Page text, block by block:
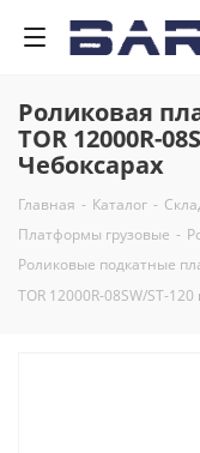
Роликовая
TOR 12000R-
Чебоксарах
Главная - Каталог -
Платформы грузовые -
Роликовые подкатные
TOR 12000R-08SW/ST-